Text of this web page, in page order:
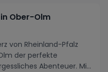
Ober-Olm
von Rheinland-Pfalz
der perfekte
Abenteuer. Mit